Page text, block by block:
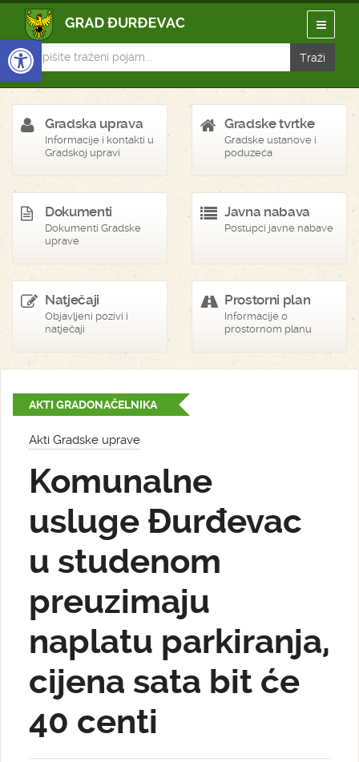
Open toolbar
Gradska uprava
Informacije i kontakti u
Gradskoj upravi
Gradske tvrtke
Gradske ustanove i
poduzeća
Dokumenti
Dokumenti Gradske
uprave
Javna nabava
Postupci javne nabave
Natječaji
Objavljeni pozivi i
natječaji
Prostorni plan
Informacije o
prostornom planu
AKTI GRADONAČELNIKA
Akti Gradske uprave
Komunalne
usluge Đurđevac
u studenom
preuzimaju
naplatu parkiranja,
cijena sata bit će
40 centi